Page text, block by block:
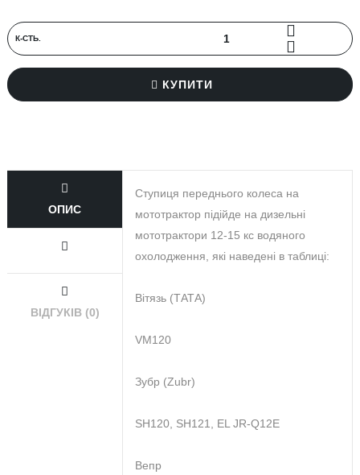
К‐СТЬ.
КУПИТИ
ОПИС
ВІДГУКІВ (0)
Ступиця переднього колеса на
мототрактор підійде на дизельні
мототрактори 12-15 кс водяного
охолодження, які наведені в таблиці:
Вітязь (ТАТА)
VM120
Зубр (Zubr)
SH120, SH121, EL JR-Q12E
Вепр